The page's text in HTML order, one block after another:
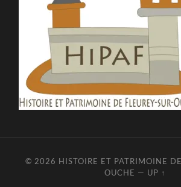
© 2026 HISTOIRE ET PATRIMOINE
OUCHE — UP ↑